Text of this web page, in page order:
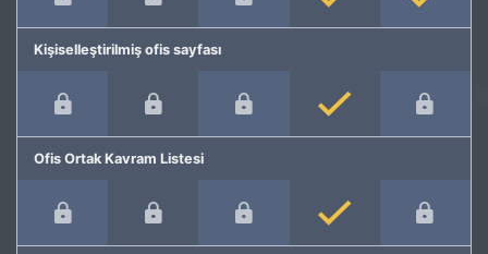
Kişiselleştirilmiş ofis sayfası
Ofis Ortak Kavram Listesi